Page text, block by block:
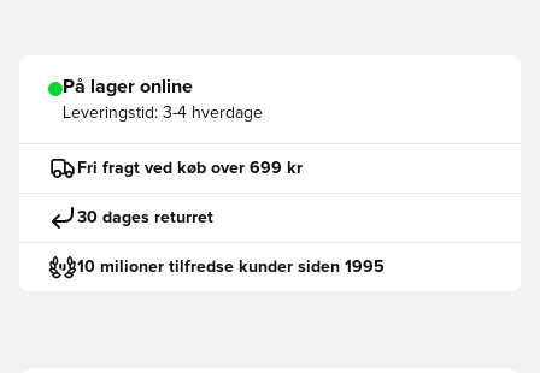
På lager online
Leveringstid: 3-4 hverdage
Fri fragt ved køb over 699 kr
30 dages returret
10 milioner tilfredse kunder siden 1995